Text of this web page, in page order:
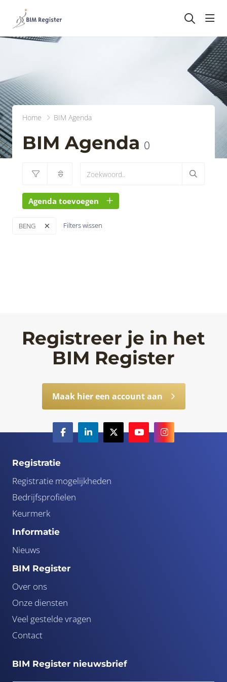
Home BIM Agenda
BIM Agenda 0
Agenda toevoegen
BENG Filters wissen
Registreer je in het
BIM Register
Maak hier een account aan
Registratie
Registratie mogelijkheden
Bedrijfsprofielen
Keurmerk
Informatie
Nieuws
BIM Register
Over ons
Onze diensten
Veel gestelde vragen
Contact
BIM Register nieuwsbrief